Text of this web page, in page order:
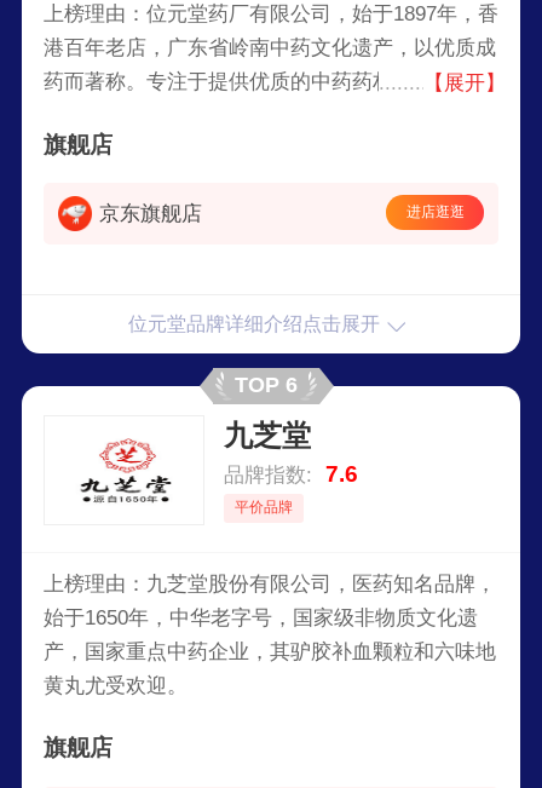
上榜理由：位元堂药厂有限公司，始于1897年，香
港百年老店，广东省岭南中药文化遗产，以优质成
药而著称。专注于提供优质的中药药材、中成药、
科技相结合，致力于守护大众健康。
【展开】
旗舰店
京东旗舰店 进店逛逛
位元堂品牌详细介绍点击展开
TOP 6
九芝堂
品牌指数: 7.6
平价品牌
上榜理由：九芝堂股份有限公司，医药知名品牌，
始于1650年，中华老字号，国家级非物质文化遗
产，国家重点中药企业，其驴胶补血颗粒和六味地
黄丸尤受欢迎。
旗舰店